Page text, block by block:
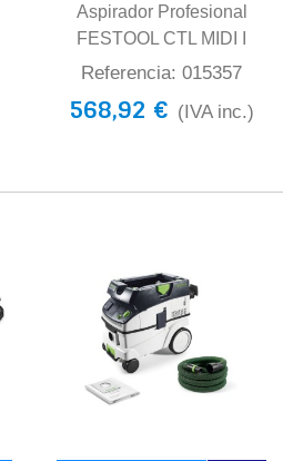
Aspirador Profesional
FESTOOL CTL MIDI I
Referencia: 015357
568,92 € (IVA inc.)